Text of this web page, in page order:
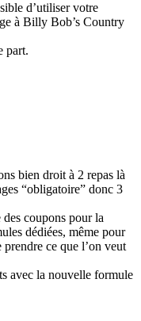
d’utiliser votre
à Billy Bob’s Country
part.
bien droit à 2 repas là
“obligatoire” donc 3
coupons pour la
dédiées, même pour
ce que l’on veut
avec la nouvelle formule